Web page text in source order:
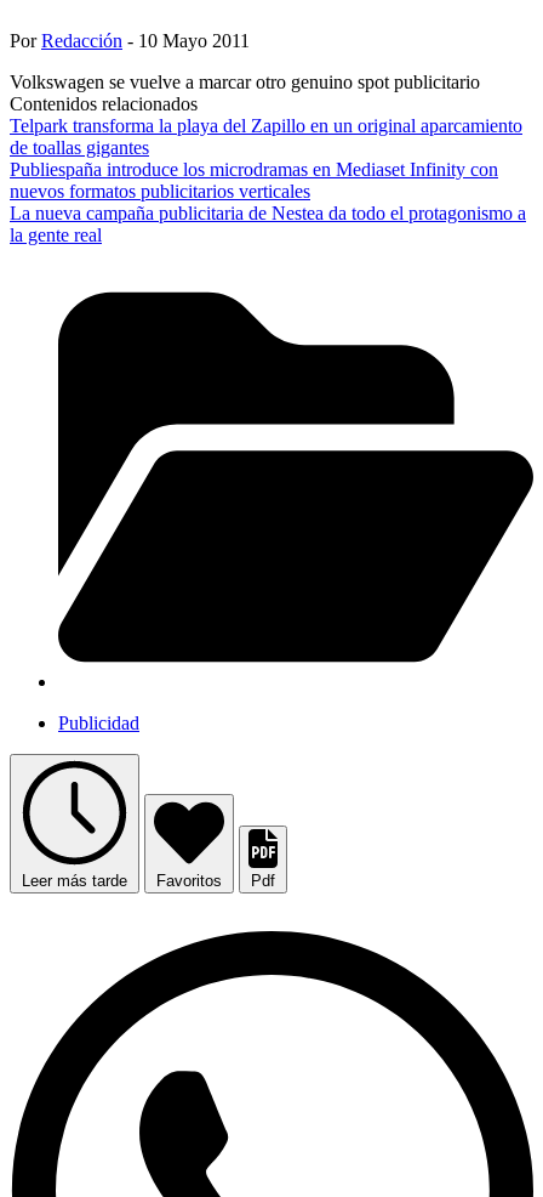
PorRedacción - 10 Mayo 2011
Volkswagen se vuelve a marcar otro genuino spot publicitario
Contenidos relacionados
Telpark transforma la playa del Zapillo en un original aparcamiento
de toallas gigantes
Publiespaña introduce los microdramas en Mediaset Infinity con
nuevos formatos publicitarios verticales
La nueva campaña publicitaria de Nestea da todo el protagonismo a
la gente real
Publicidad
Leer más tarde Favoritos Pdf